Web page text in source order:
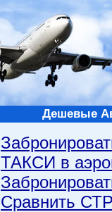
Дешевые
ТАКСИ в
Сравнить